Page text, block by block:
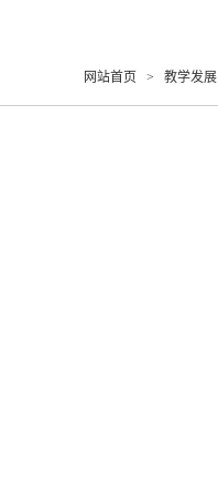
网站首页 > 教学发展